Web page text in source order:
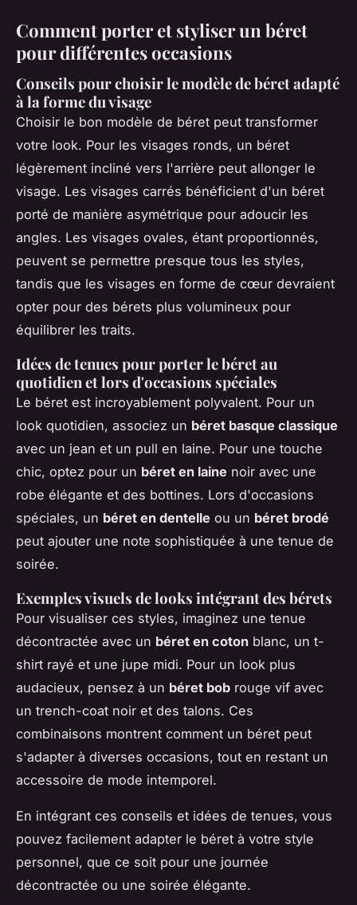
Comment porter et styliser un béret
pour différentes occasions
Conseils pour choisir le modèle de béret adapté
à la forme du visage
Choisir le bon modèle de béret peut transformer
votre look. Pour les visages ronds, un béret
légèrement incliné vers l'arrière peut allonger le
visage. Les visages carrés bénéficient d'un béret
porté de manière asymétrique pour adoucir les
angles. Les visages ovales, étant proportionnés,
peuvent se permettre presque tous les styles,
tandis que les visages en forme de cœur devraient
opter pour des bérets plus volumineux pour
équilibrer les traits.
Idées de tenues pour porter le béret au
quotidien et lors d'occasions spéciales
Le béret est incroyablement polyvalent. Pour un
look quotidien, associez un béret basque classique
avec un jean et un pull en laine. Pour une touche
chic, optez pour un béret en laine noir avec une
robe élégante et des bottines. Lors d'occasions
spéciales, un béret en dentelle ou un béret brodé
peut ajouter une note sophistiquée à une tenue de
soirée.
Exemples visuels de looks intégrant des bérets
Pour visualiser ces styles, imaginez une tenue
décontractée avec un béret en coton blanc, un t-
shirt rayé et une jupe midi. Pour un look plus
audacieux, pensez à un béret bob rouge vif avec
un trench-coat noir et des talons. Ces
combinaisons montrent comment un béret peut
s'adapter à diverses occasions, tout en restant un
accessoire de mode intemporel.
En intégrant ces conseils et idées de tenues, vous
pouvez facilement adapter le béret à votre style
personnel, que ce soit pour une journée
décontractée ou une soirée élégante.